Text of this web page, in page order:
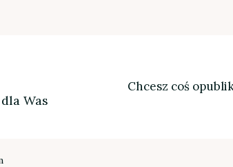
Was
Chcesz coś